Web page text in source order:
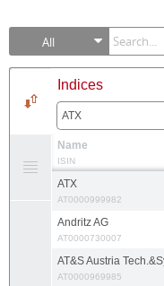
All
Indices
ATX
Name
ISIN
ATX
AT0000999982
Andritz AG
AT0000730007
AT0000969985